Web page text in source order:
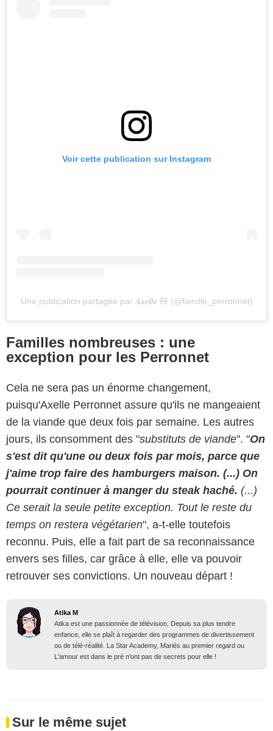
Voir cette publication sur Instagram
Une publication partagée par 𝑨𝒙𝒆𝒍𝒍𝒆 🧸 (@famille_perronnet)
Familles nombreuses : une
exception pour les Perronnet
Cela ne sera pas un énorme changement,
puisqu'Axelle Perronnet assure qu'ils ne mangeaient
de la viande que deux fois par semaine. Les autres
jours, ils consomment des "substituts de viande". "On
s'est dit qu'une ou deux fois par mois, parce que
j'aime trop faire des hamburgers maison. (...) On
pourrait continuer à manger du steak haché. (...)
Ce serait la seule petite exception. Tout le reste du
temps on restera végétarien", a-t-elle toutefois
reconnu. Puis, elle a fait part de sa reconnaissance
envers ses filles, car grâce à elle, elle va pouvoir
retrouver ses convictions. Un nouveau départ !
Atika M
Atika est une passionnée de télévision. Depuis sa plus tendre
enfance, elle se plaît à regarder des programmes de divertissement
ou de télé-réalité. La Star Academy, Mariés au premier regard ou
L'amour est dans le pré n'ont pas de secrets pour elle !
Sur le même sujet